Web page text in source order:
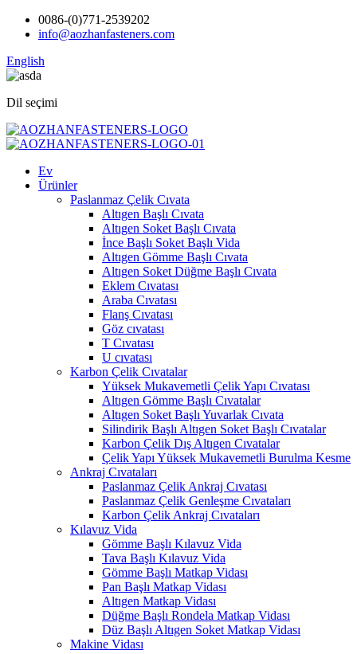
0086-(0)771-2539202
info@aozhanfasteners.com
English
Dil seçimi
Ev
Ürünler
Paslanmaz Çelik Cıvata
Altıgen Başlı Cıvata
Altıgen Soket Başlı Cıvata
İnce Başlı Soket Başlı Vida
Altıgen Gömme Başlı Cıvata
Altıgen Soket Düğme Başlı Cıvata
Eklem Cıvatası
Araba Cıvatası
Flanş Cıvatası
Göz cıvatası
T Cıvatası
U cıvatası
Karbon Çelik Cıvatalar
Yüksek Mukavemetli Çelik Yapı Cıvatası
Altıgen Gömme Başlı Cıvatalar
Altıgen Soket Başlı Yuvarlak Cıvata
Silindirik Başlı Altıgen Soket Başlı Cıvatalar
Karbon Çelik Dış Altıgen Cıvatalar
Çelik Yapı Yüksek Mukavemetli Burulma Kesme
Ankraj Cıvataları
Paslanmaz Çelik Ankraj Cıvatası
Paslanmaz Çelik Genleşme Cıvataları
Karbon Çelik Ankraj Cıvataları
Kılavuz Vida
Gömme Başlı Kılavuz Vida
Tava Başlı Kılavuz Vida
Gömme Başlı Matkap Vidası
Pan Başlı Matkap Vidası
Altıgen Matkap Vidası
Düğme Başlı Rondela Matkap Vidası
Düz Başlı Altıgen Soket Matkap Vidası
Makine Vidası